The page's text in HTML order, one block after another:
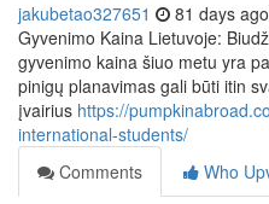
jakubetao327651 81 days ago
Gyvenimo Kaina Lietuvoje:
gyvenimo kaina šiuo metu yra
pinigų planavimas gali būti itin
įvairius https://
international-students/
Comments
Who